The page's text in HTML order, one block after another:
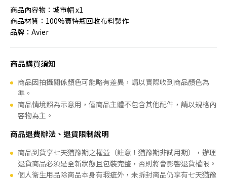
商品內容物：城市帽 x1
商品材質：100%寶特瓶回收布料製作
品牌：Avier
商品購買須知
商品因拍攝關係顏色可能略有差異，請以實際收到商品顏色為
準。
商品情境照為示意用，僅商品主體不包含其他配件，請以規格內
容物為主。
商品退費辦法、退貨限制說明
商品到貨享七天猶豫期之權益（註意！猶豫期非試用期），辦理
退貨商品必須是全新狀態且包裝完整，否則將會影響退貨權限。
個人衛生用品除商品本身有瑕疵外，未拆封商品仍享有七天猶豫